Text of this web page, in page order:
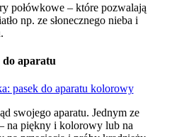
połówkowe – które pozwalają
np. ze słonecznego nieba i
do aparatu
swojego aparatu. Jednym ze
na piękny i kolorowy lub na